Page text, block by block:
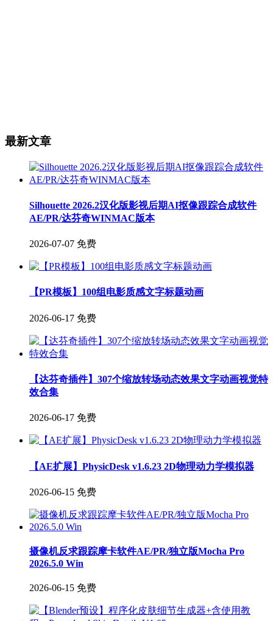
最新文章
Silhouette 2026.2汉化版影视后期AI抠像跟踪合成软件
AE/PR/达芬奇WINMAC版本
2026-07-07 免费
【PR模板】100组电影质感文字标题动画
2026-06-17 免费
【达芬奇插件】307个缩放转场动态效果文字动画视觉特
效合集
2026-06-17 免费
【AE扩展】PhysicDesk v1.6.23 2D物理动力学模拟器
2026-06-15 免费
摄像机反求跟踪摩卡软件AE/PR/独立版Mocha Pro
2026.5.0 Win
2026-06-15 免费